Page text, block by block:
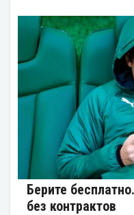
Берите
без контрактов